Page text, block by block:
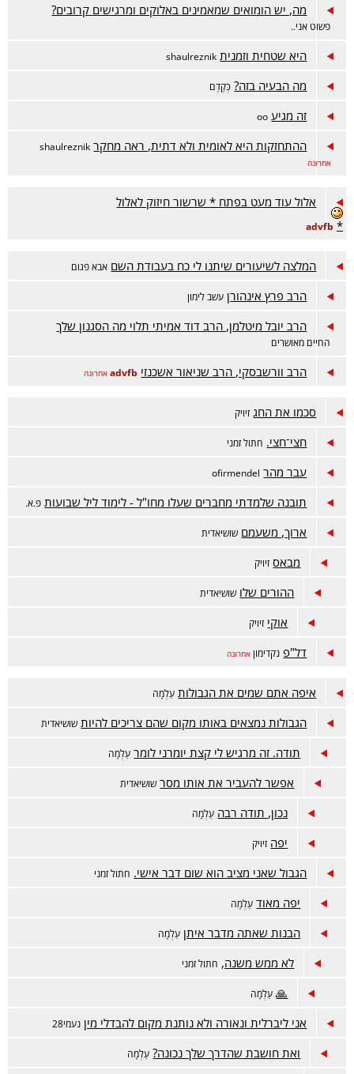
מה, יש הומואים שמאמינים באלוקים ומרגישים קרובים?
פשוט אני..
היא שטחית וזמנית shaulreznik
מה הבעיה בזה? כְּקֶדֶם
זה מגיע oo
ההתחזקות היא לאומית ולא דתית, ראה מחקר shaulreznik
אחרונה
אלול עוד מעט בפתח * שרשור חיזוק לאלול
*
advfb
המלצה לשיעורים שיתנו לי כח בעבודת השם אבא פגום
הרב פרץ אינהורן עשב לימון
הרב יובל מיטלמן, הרב דוד אמיתי תלוי מה הסגנון שלך
החיים מאושרים
הרב וורשבסקי, הרב שניאור אשכנזי advfb אחרונה
סכמו את החג זיויק
חצי־חצי. חתול זמני
עבר מהר ofirmendel
תובנה שלמדתי מחברים שעלו מחו"ל - לימוד ליל שבועות פ.א.
ארוך, משעמם שושיאדית
מבאס זיויק
ההורים שלו שושיאדית
אוקי זיויק
דל"פ נקדימון אחרונה
איפה אתם שמים את הגבולות עַלְמָה
הגבולות נמצאים באותו מקום שהם צריכים להיות שושיאדית
תודה. זה מרגיש לי קצת יומרני לומר עַלְמָה
אפשר להעביר את אותו מסר שושיאדית
נכון, תודה רבה עַלְמָה
יפה זיויק
הגבול שאני מציב הוא שום דבר אישי. חתול זמני
יפה מאוד עַלְמָה
הבנות שאתה מדבר איתן עַלְמָה
לא ממש משנה, חתול זמני
🙏 עַלְמָה
אני ליברלית ונאורה ולא נותנת מקום להבדלי מין נעמי28
ואת חושבת שהדרך שלך נכונה? עַלְמָה